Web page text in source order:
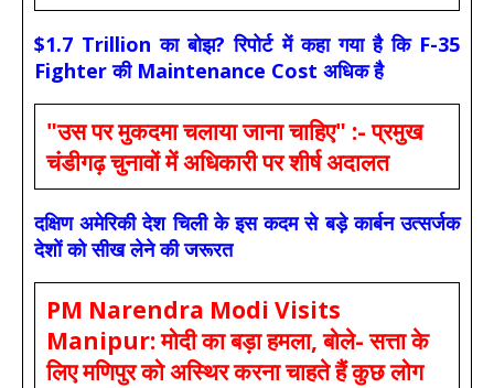
$1.7 Trillion का बोझ? रिपोर्ट में कहा गया है कि F-35
Fighter की Maintenance Cost अधिक है
"उस पर मुकदमा चलाया जाना चाहिए" :- प्रमुख
चंडीगढ़ चुनावों में अधिकारी पर शीर्ष अदालत
दक्षिण अमेरिकी देश चिली के इस कदम से बड़े कार्बन उत्सर्जक
देशों को सीख लेने की जरूरत
PM Narendra Modi Visits
Manipur: मोदी का बड़ा हमला, बोले- सत्ता के
लिए मणिपुर को अस्थिर करना चाहते हैं कुछ लोग